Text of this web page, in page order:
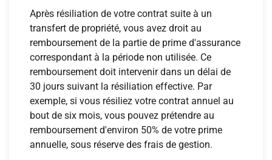
Après résiliation de votre contrat suite à un
transfert de propriété, vous avez droit au
remboursement de la partie de prime d'assurance
correspondant à la période non utilisée. Ce
remboursement doit intervenir dans un délai de
30 jours suivant la résiliation effective. Par
exemple, si vous résiliez votre contrat annuel au
bout de six mois, vous pouvez prétendre au
remboursement d'environ 50% de votre prime
annuelle, sous réserve des frais de gestion.